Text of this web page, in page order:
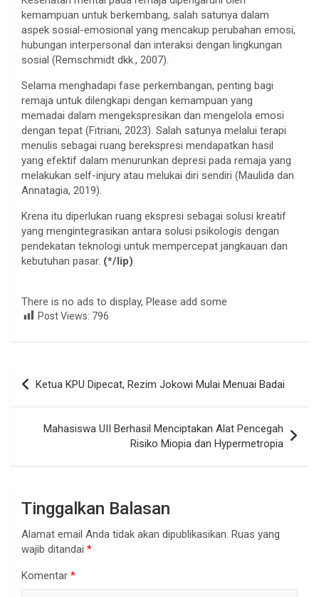
kemampuan untuk berkembang, salah satunya dalam
aspek sosial-emosional yang mencakup perubahan emosi,
hubungan interpersonal dan interaksi dengan lingkungan
sosial (Remschmidt dkk., 2007).
Selama menghadapi fase perkembangan, penting bagi
remaja untuk dilengkapi dengan kemampuan yang
memadai dalam mengekspresikan dan mengelola emosi
dengan tepat (Fitriani, 2023). Salah satunya melalui terapi
menulis sebagai ruang berekspresi mendapatkan hasil
yang efektif dalam menurunkan depresi pada remaja yang
melakukan self-injury atau melukai diri sendiri (Maulida dan
Annatagia, 2019).
Krena itu diperlukan ruang ekspresi sebagai solusi kreatif
yang mengintegrasikan antara solusi psikologis dengan
pendekatan teknologi untuk mempercepat jangkauan dan
kebutuhan pasar. (*/lip)
There is no ads to display, Please add some
Post Views: 796
Navigasi
pos
Ketua KPU Dipecat, Rezim Jokowi Mulai Menuai Badai
Mahasiswa UII Berhasil Menciptakan Alat Pencegah
Risiko Miopia dan Hypermetropia
Tinggalkan Balasan
Alamat email Anda tidak akan dipublikasikan. Ruas yang
wajib ditandai *
Komentar *